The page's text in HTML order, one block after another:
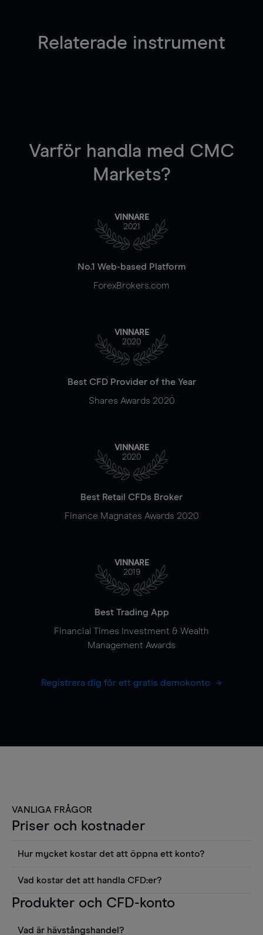
Relaterade instrument
Varför handla med CMC
Markets?
VINNARE
2021
No.1 Web-based Platform
ForexBrokers.com
VINNARE
2020
Best CFD Provider of the Year
Shares Awards 2020
VINNARE
2020
Best Retail CFDs Broker
Finance Magnates Awards 2020
VINNARE
2019
Best Trading App
Financial Times Investment & Wealth
Management Awards
Registrera dig för ett gratis demokonto
VANLIGA FRÅGOR
Priser och kostnader
Hur mycket kostar det att öppna ett konto?
använda sådana verktyg som diagram, Reuters
aktierapporter utan kostnad.
Vad kostar det att handla CFD:er?
Det är en rad kostnader att tänka på när man
innehavskostnader (för positioner som hålls öppna
Produkter och CFD-konto
Vad är hävstångshandel?